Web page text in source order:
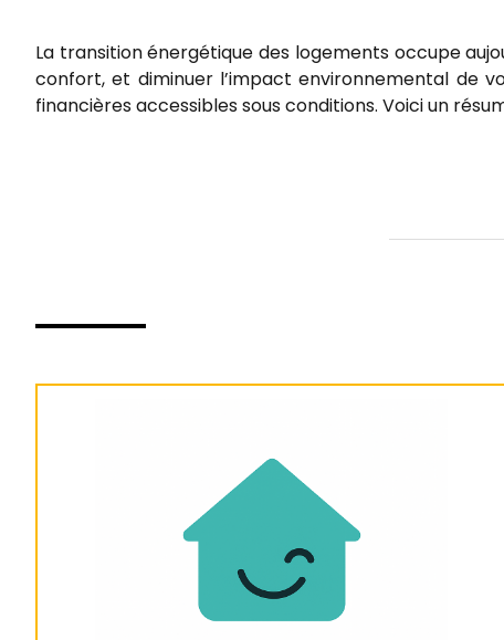
La transition énergétique des logements occupe
confort, et diminuer l’impact environnemental de
financières accessibles sous conditions. Voici un